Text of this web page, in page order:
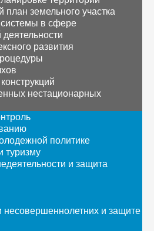
план земельного участка
в сфере
развития
нестационарных
политике
туризму
и защита
и защите